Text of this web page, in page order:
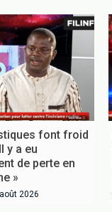
font froid
y a eu
de perte en
»
2026